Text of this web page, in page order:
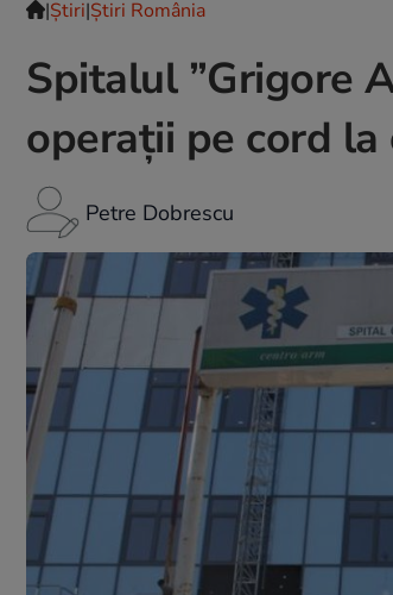
|Ştiri|Știri România
Spitalul ”Grigore
operații pe cord la
Petre Dobrescu